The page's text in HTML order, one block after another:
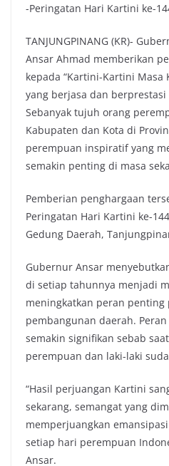
-Peringatan Hari Kartini ke-
TANJUNGPINANG (KR)-
Ansar Ahmad memberikan
kepada “Kartini-Kartini Masa
yang berjasa dan
Sebanyak tujuh orang
Kabupaten dan Kota di
perempuan inspiratif yang
semakin penting di masa
Pemberian penghargaan
Peringatan Hari Kartini ke-
Gedung Daerah,
Gubernur Ansar
di setiap tahunnya menjadi
meningkatkan peran penting
pembangunan daerah.
semakin signifikan sebab
perempuan dan laki-laki
“Hasil perjuangan Kartini
sekarang, semangat yang
memperjuangkan
setiap hari perempuan
Ansar.